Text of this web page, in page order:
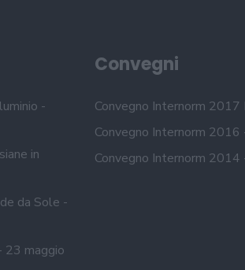
-
in
da Sole -
23 maggio
Convegni
Convegno Internorm 2017
Convegno Internorm 2016
Convegno Internorm 2014